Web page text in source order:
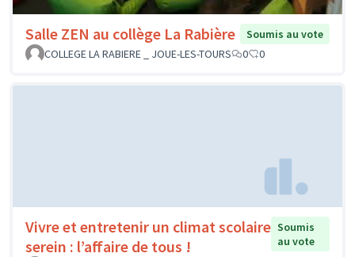
Salle ZEN au collège La Rabière
Soumis au vote
COLLEGE LA RABIERE _ JOUE-LES-TOURS
0 0
Vivre et entretenir un climat scolaire
serein : l’affaire de tous !
Soumis
au vote